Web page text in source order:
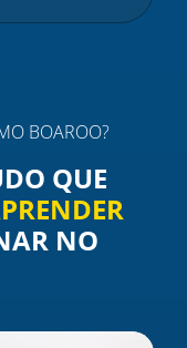
BOAROO?
QUE
NO